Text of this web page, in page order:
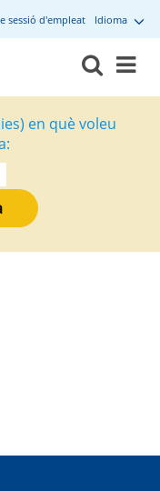
Idioma
sessió d'empleat
en què voleu